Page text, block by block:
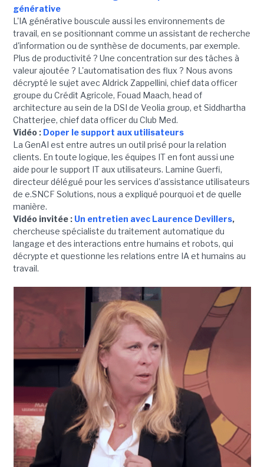
générative
L'IA générative bouscule aussi les environnements de
travail, en se positionnant comme un assistant de recherche
d'information ou de synthèse de documents, par exemple.
Plus de productivité ? Une concentration sur des tâches à
valeur ajoutée ? L'automatisation des flux ? Nous avons
décrypté le sujet avec Aldrick Zappellini, chief data officer
groupe du Crédit Agricole, Fouad Maach, head of
architecture au sein de la DSI de Veolia group, et Siddhartha
Chatterjee, chief data officer du Club Med.
Vidéo : Doper le support aux utilisateurs
La GenAI est entre autres un outil prisé pour la relation
clients. En toute logique, les équipes IT en font aussi une
aide pour le support IT aux utilisateurs. Lamine Guerfi,
directeur délégué pour les services d'assistance utilisateurs
de e.SNCF Solutions, nous a expliqué pourquoi et de quelle
manière.
Vidéo invitée : Un entretien avec Laurence Devillers,
chercheuse spécialiste du traitement automatique du
langage et des interactions entre humains et robots, qui
décrypte et questionne les relations entre IA et humains au
travail.